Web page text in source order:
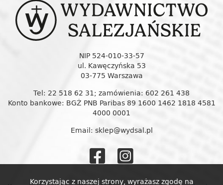
NIP 524-010-33-57
ul. Kawęczyńska 53
03-775 Warszawa
Tel: 22 518 62 31; zamówienia: 602 261 438
Konto bankowe: BGŻ PNB Paribas 89 1600 1462 1818 4581
4000 0001
Email: sklep@wydsal.pl
Korzystając z naszej strony, wyrażasz zgodę na